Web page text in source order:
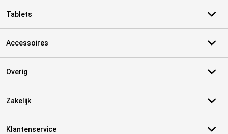
Tablets
Accessoires
Overig
Zakelijk
Klantenservice